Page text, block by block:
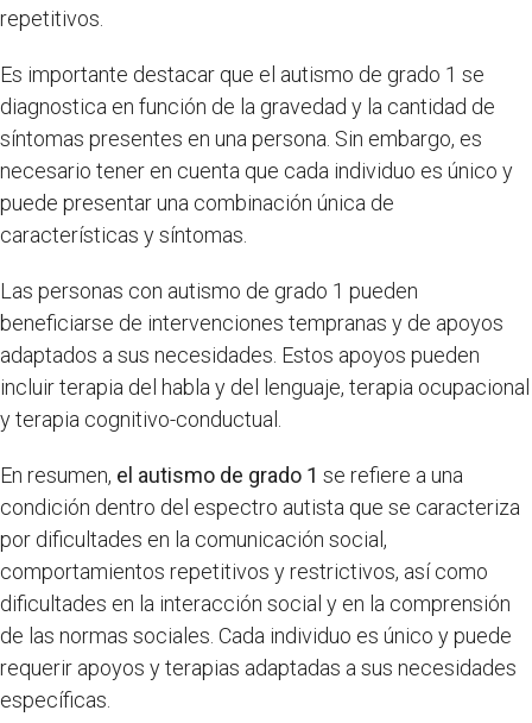
repetitivos.
Es importante destacar que el autismo de grado 1 se
diagnostica en función de la gravedad y la cantidad de
síntomas presentes en una persona. Sin embargo, es
necesario tener en cuenta que cada individuo es único y
puede presentar una combinación única de
características y síntomas.
Las personas con autismo de grado 1 pueden
beneficiarse de intervenciones tempranas y de apoyos
adaptados a sus necesidades. Estos apoyos pueden
incluir terapia del habla y del lenguaje, terapia ocupacional
y terapia cognitivo-conductual.
En resumen, el autismo de grado 1 se refiere a una
condición dentro del espectro autista que se caracteriza
por dificultades en la comunicación social,
comportamientos repetitivos y restrictivos, así como
dificultades en la interacción social y en la comprensión
de las normas sociales. Cada individuo es único y puede
requerir apoyos y terapias adaptadas a sus necesidades
específicas.